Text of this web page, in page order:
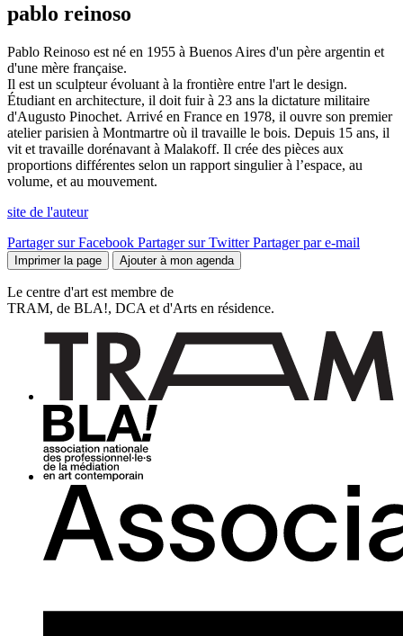
pablo reinoso
Pablo Reinoso est né en 1955 à Buenos Aires d'un père argentin et
d'une mère française.
Il est un sculpteur évoluant à la frontière entre l'art le design.
Étudiant en architecture, il doit fuir à 23 ans la dictature militaire
d'Augusto Pinochet. Arrivé en France en 1978, il ouvre son premier
atelier parisien à Montmartre où il travaille le bois. Depuis 15 ans, il
vit et travaille dorénavant à Malakoff. Il crée des pièces aux
proportions différentes selon un rapport singulier à l’espace, au
volume, et au mouvement.
site de l'auteur
Partager sur Facebook Partager sur Twitter Partager par e-mail
Imprimer la page Ajouter à mon agenda
Le centre d'art est membre de
TRAM, de BLA!, DCA et d'Arts en résidence.